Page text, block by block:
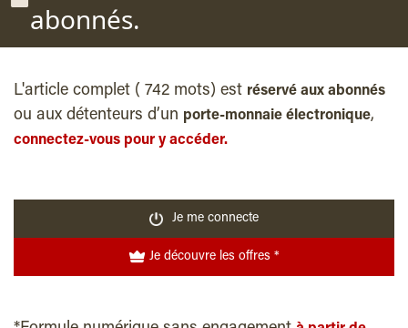
abonnés.
L'article complet ( 742 mots) est réservé aux abonnés
ou aux détenteurs d’un porte-monnaie électronique,
connectez-vous pour y accéder.
Je me connecte
Je découvre les offres *